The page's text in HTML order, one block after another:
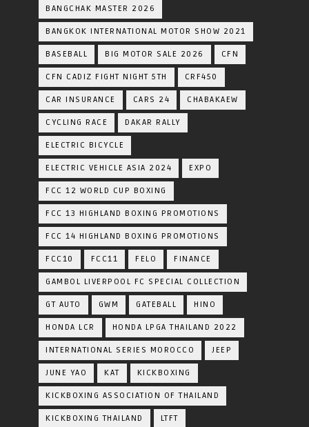
BANGCHAK MASTER 2026
BANGKOK INTERNATIONAL MOTOR SHOW 2021
BASEBALL BIG MOTOR SALE 2026 CFN
CFN CADIZ FIGHT NIGHT 5TH CRF450
CAR INSURANCE CARS 24 CHABAKAEW
CYCLING RACE DAKAR RALLY
ELECTRIC BICYCLE
ELECTRIC VEHICLE ASIA 2024 EXPO
FCC 12 WORLD CUP BOXING
FCC 13 HIGHLAND BOXING PROMOTIONS
FCC 14 HIGHLAND BOXING PROMOTIONS
FCC10 FCC11 FELO FINANCE
GAMBOL LIVERPOOL FC SPECIAL COLLECTION
GT AUTO GWM GATEBALL HINO
HONDA LCR HONDA LPGA THAILAND 2022
INTERNATIONAL SERIES MOROCCO JEEP
JUNE YAO KAT KICKBOXING
KICKBOXING ASSOCIATION OF THAILAND
KICKBOXING THAILAND LTFT